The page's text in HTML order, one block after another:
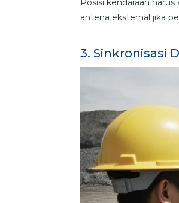
Posisi kendaraan
antena eksternal jika
3. Sinkronisasi